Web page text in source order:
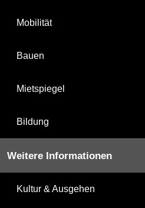
Mobilität
Bauen
Mietspiegel
Bildung
Weitere Informationen
Kultur & Ausgehen